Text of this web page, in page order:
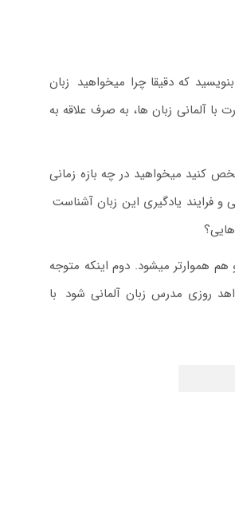
که دقیقا چرا میخواهید زبان
با آلمانی زبان ها، به صرف علاقه به
کنید میخواهید در چه بازه زمانی
فرایند یادگیری این زبان آشناست
هموارتر میشود. دوم اینکه متوجه
روزی مدرس زبان آلمانی شود با